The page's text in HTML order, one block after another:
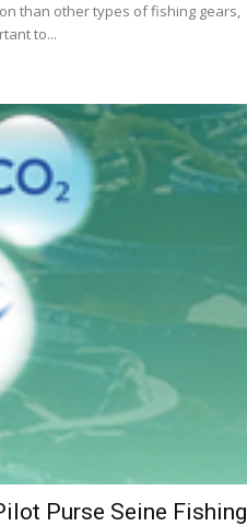
than other types of fishing gears,
to...
Purse Seine Fishing